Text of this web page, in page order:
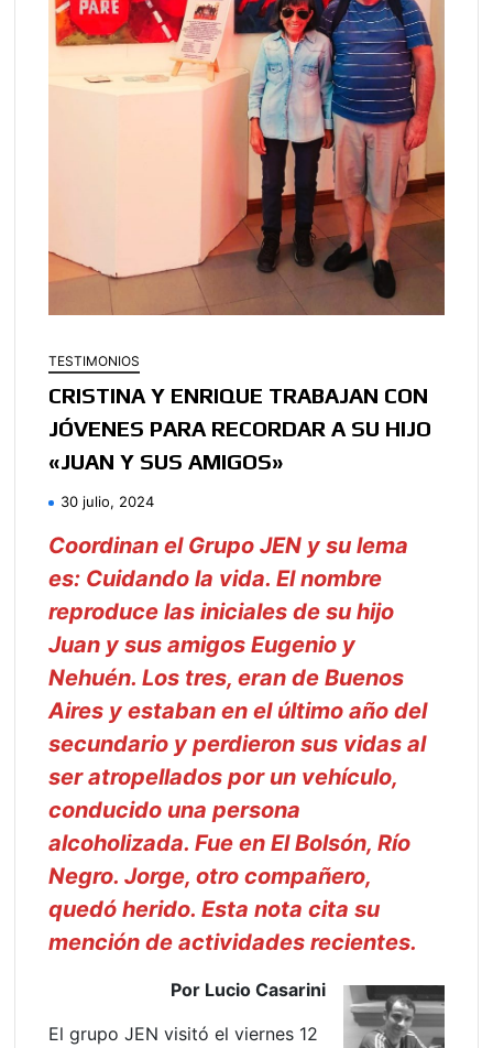
TESTIMONIOS
CRISTINA Y ENRIQUE TRABAJAN CON
JÓVENES PARA RECORDAR A SU HIJO
«JUAN Y SUS AMIGOS»
30 julio, 2024
Coordinan el Grupo JEN y su lema
es: Cuidando la vida. El nombre
reproduce las iniciales de su hijo
Juan y sus amigos Eugenio y
Nehuén. Los tres, eran de Buenos
Aires y estaban en el último año del
secundario y perdieron sus vidas al
ser atropellados por un vehículo,
conducido una persona
alcoholizada. Fue en El Bolsón, Río
Negro. Jorge, otro compañero,
quedó herido. Esta nota cita su
mención de actividades recientes.
Por Lucio Casarini
El grupo JEN visitó el viernes 12